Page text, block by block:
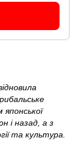
і назад, а з
та культура.